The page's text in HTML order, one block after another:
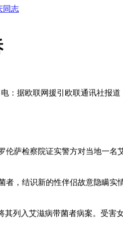
同志
据欧联网援引欧联通讯社报
检察院证实警方对当地一名
结识新的性伴侣故意隐瞒实
入艾滋病带菌者病案。受害